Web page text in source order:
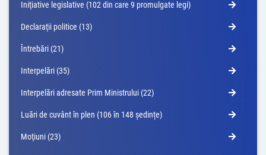
Iniţiative legislative (102 din care 9 promulgate legi)
Declaraţii politice (13)
Întrebări (21)
Interpelări (35)
Interpelări adresate Prim Ministrului (22)
Luări de cuvânt în plen (106 în 148 ședințe)
Moţiuni (23)